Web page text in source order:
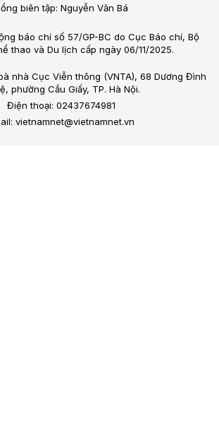
biên tập: Nguyễn Văn Bá
báo chí số 57/GP-BC do Cục Báo chí, Bộ
thao và Du lịch cấp ngày 06/11/2025.
nhà Cục Viễn thông (VNTA), 68 Dương Đình
phường Cầu Giấy, TP. Hà Nội.
Điện thoại: 02437674981
vietnamnet@vietnamnet.vn